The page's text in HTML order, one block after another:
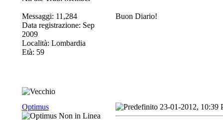
Messaggi: 11,284
Data registrazione: Sep
2009
Località: Lombardia
Età: 59
Buon Diario!
Optimus
23-01-2012, 10:39